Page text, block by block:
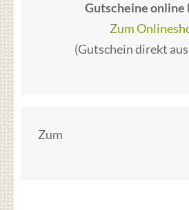
Gutscheine online
Zum
(Gutschein direkt
Zum